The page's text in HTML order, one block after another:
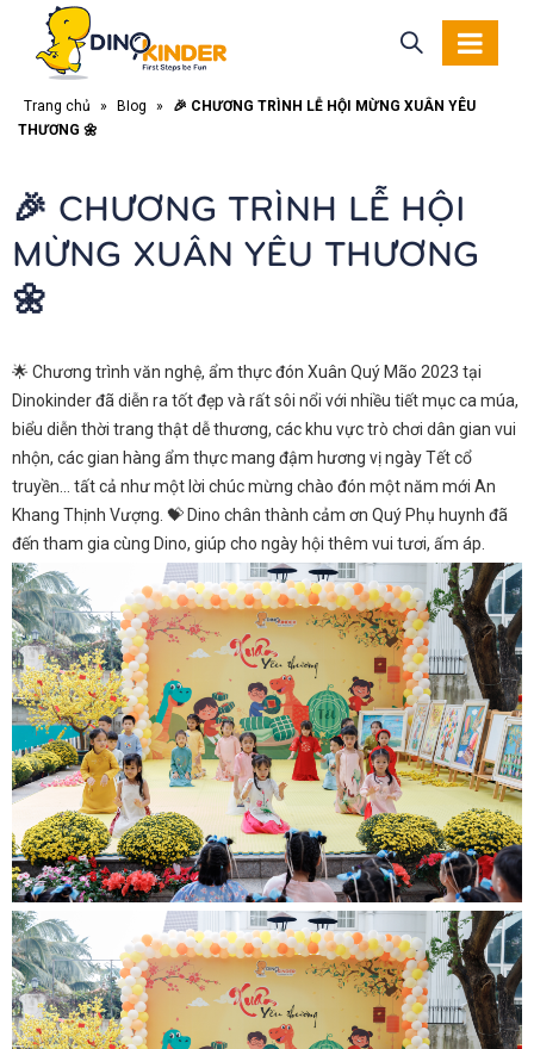
Trang chủ » Blog »
🎉 CHƯƠNG TRÌNH LỄ HỘI MỪNG XUÂN YÊU
THƯƠNG 🌼
🎉 CHƯƠNG TRÌNH LỄ HỘI
MỪNG XUÂN YÊU THƯƠNG
🌼
🌟 Chương trình văn nghệ, ẩm thực đón Xuân Quý Mão 2023 tại
Dinokinder đã diễn ra tốt đẹp và rất sôi nổi với nhiều tiết mục ca múa,
biểu diễn thời trang thật dễ thương, các khu vực trò chơi dân gian vui
nhộn, các gian hàng ẩm thực mang đậm hương vị ngày Tết cổ
truyền… tất cả như một lời chúc mừng chào đón một năm mới An
Khang Thịnh Vượng. 💝 Dino chân thành cảm ơn Quý Phụ huynh đã
đến tham gia cùng Dino, giúp cho ngày hội thêm vui tươi, ấm áp.